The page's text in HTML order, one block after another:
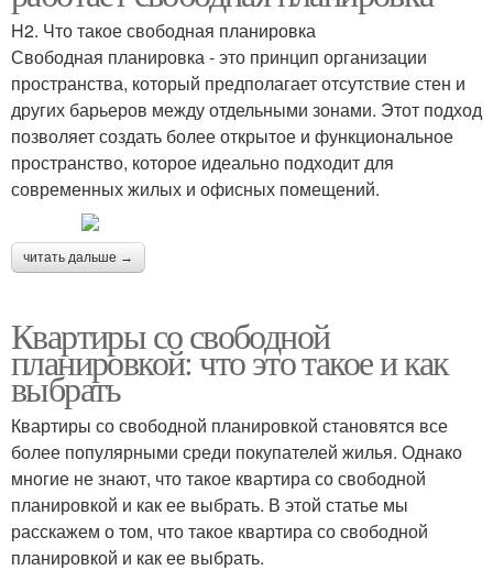
H2. Что такое свободная планировка
Свободная планировка - это принцип организации
пространства, который предполагает отсутствие стен и
других барьеров между отдельными зонами. Этот подход
позволяет создать более открытое и функциональное
пространство, которое идеально подходит для
современных жилых и офисных помещений.
читать дальше →
Квартиры со свободной
планировкой: что это такое и как
выбрать
Квартиры со свободной планировкой становятся все
более популярными среди покупателей жилья. Однако
многие не знают, что такое квартира со свободной
планировкой и как ее выбрать. В этой статье мы
расскажем о том, что такое квартира со свободной
планировкой и как ее выбрать.